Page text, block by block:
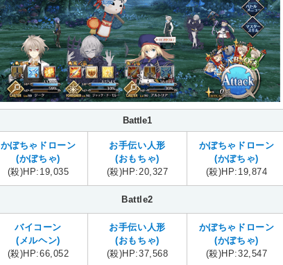
Battle1
かぼちゃドローン
(かぼちゃ)
(殺)HP:19,035
お手伝い人形
(おもちゃ)
(殺)HP:20,327
かぼちゃドローン
(かぼちゃ)
(殺)HP:19,874
Battle2
バイコーン
(メルヘン)
(殺)HP:66,052
お手伝い人形
(おもちゃ)
(殺)HP:37,568
かぼちゃドローン
(かぼちゃ)
(殺)HP:32,547